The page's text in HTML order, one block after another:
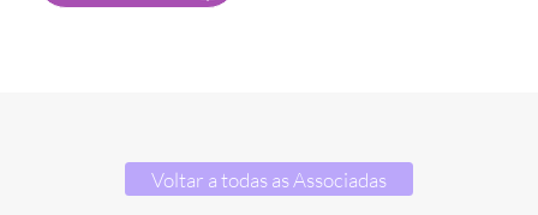
Voltar a todas as Associadas